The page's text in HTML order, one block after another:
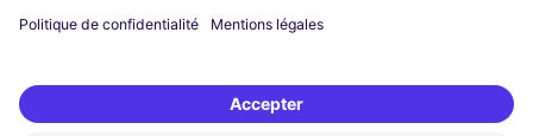
Düsseldorf